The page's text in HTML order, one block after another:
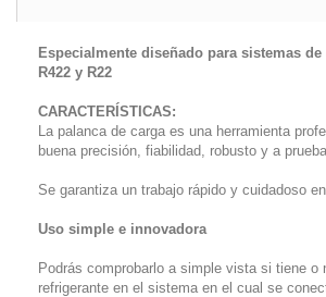
Especialmente diseñado para sistemas de
R422 y R22
CARACTERÍSTICAS:
La palanca de carga es una herramienta
buena precisión, fiabilidad, robusto y a
Se garantiza un trabajo rápido y cuidadoso
Uso simple e innovadora
Podrás comprobarlo a simple vista si tiene o
refrigerante en el sistema en el cual se